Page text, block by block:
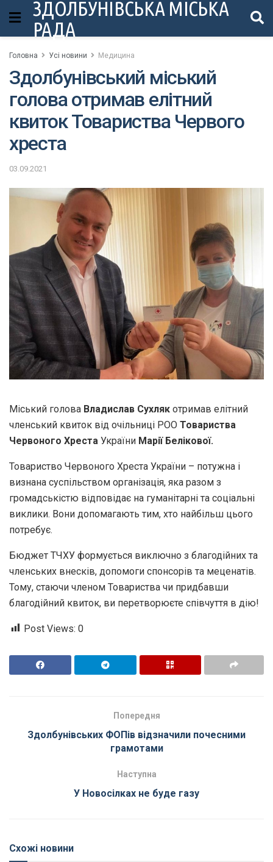
ЗДОЛБУНІВСЬКА МІСЬКА
РАДА
Головна Усі новини Медицина
Здолбунівський міський
голова отримав елітний
квиток Товариства Червого
хреста
03.09.2021
Міський голова Владислав Сухляк отримав елітний
членський квиток від очільниці РОО Товариства
Червоного Хреста України Марії Белікової.
Товариство Червоного Хреста України – потужна і
визнана суспільством організація, яка разом з
громадськістю відповідає на гуманітарні та соціальні
виклики. Вони допомагають тим, хто найбільш цього
потребує.
Бюджет ТЧХУ формується виключно з благодійних та
членських внесків, допомоги спонсорів та меценатів.
Тому, стаючи членом Товариства чи придбавши
благодійний квиток, ви перетворюєте співчуття в дію!
Post Views: 0
Попередня
Здолбунівських ФОПів відзначили почесними
грамотами
Наступна
У Новосілках не буде газу
Схожі новини